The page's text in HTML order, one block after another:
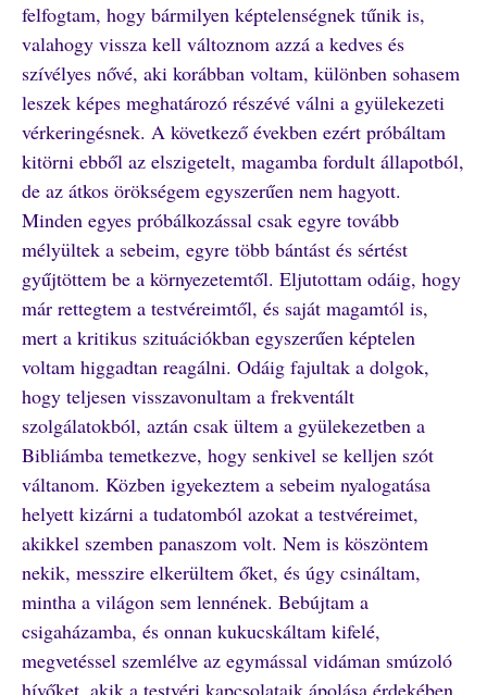
felfogtam, hogy bármilyen képtelenségnek tűnik is,
valahogy vissza kell változnom azzá a kedves és
szívélyes nővé, aki korábban voltam, különben sohasem
leszek képes meghatározó részévé válni a gyülekezeti
vérkeringésnek. A következő években ezért próbáltam
kitörni ebből az elszigetelt, magamba fordult állapotból,
de az átkos örökségem egyszerűen nem hagyott.
Minden egyes próbálkozással csak egyre tovább
mélyültek a sebeim, egyre több bántást és sértést
gyűjtöttem be a környezetemtől. Eljutottam odáig, hogy
már rettegtem a testvéreimtől, és saját magamtól is,
mert a kritikus szituációkban egyszerűen képtelen
voltam higgadtan reagálni. Odáig fajultak a dolgok,
hogy teljesen visszavonultam a frekventált
szolgálatokból, aztán csak ültem a gyülekezetben a
Bibliámba temetkezve, hogy senkivel se kelljen szót
váltanom. Közben igyekeztem a sebeim nyalogatása
helyett kizárni a tudatomból azokat a testvéreimet,
akikkel szemben panaszom volt. Nem is köszöntem
nekik, messzire elkerültem őket, és úgy csináltam,
mintha a világon sem lennének. Bebújtam a
csigaházamba, és onnan kukucskáltam kifelé,
megvetéssel szemlélve az egymással vidáman smúzoló